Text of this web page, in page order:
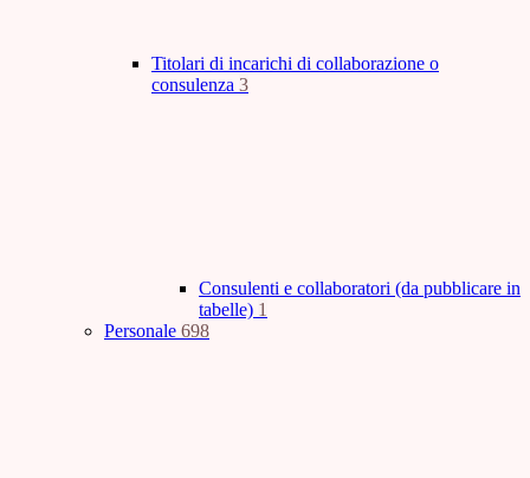
Titolari di incarichi di collaborazione o
consulenza 3
Consulenti e collaboratori (da pubblicare in
tabelle) 1
Personale 698